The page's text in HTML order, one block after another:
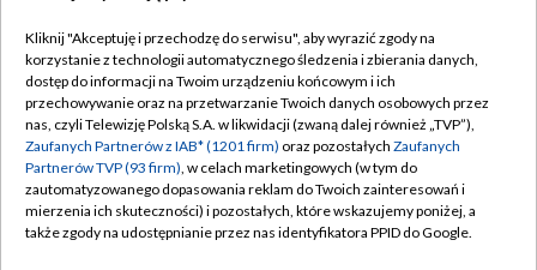
TVP
Abonament TVP
Emisja w TVP
Centrum informacji TVP
Naziemna Telewizja Cyfrowa
Regulamin TVP
Polityka prywatności
Moje zgody
Pomoc
Kliknij "Akceptuję i przechodzę do serwisu", aby wyrazić zgody na
korzystanie z technologii automatycznego śledzenia i zbierania danych,
dostęp do informacji na Twoim urządzeniu końcowym i ich
przechowywanie oraz na przetwarzanie Twoich danych osobowych przez
nas, czyli Telewizję Polską S.A. w likwidacji (zwaną dalej również „TVP”),
Zaufanych Partnerów z IAB* (1201 firm) oraz pozostałych Zaufanych
Partnerów TVP (93 firm), w celach marketingowych (w tym do
zautomatyzowanego dopasowania reklam do Twoich zainteresowań i
mierzenia ich skuteczności) i pozostałych, które wskazujemy poniżej, a
także zgody na udostępnianie przez nas identyfikatora PPID do Google.